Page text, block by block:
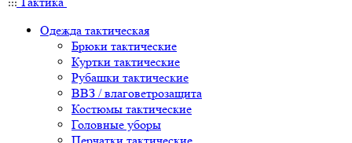
Одежда тактическая
Брюки тактические
Куртки тактические
Рубашки тактические
ВВЗ / влаговетрозащита
Костюмы тактические
Головные уборы